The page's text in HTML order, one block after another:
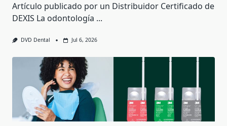
Artículo publicado por un Distribuidor Certificado de
DEXIS La odontología ...
DVD Dental Jul 6, 2026